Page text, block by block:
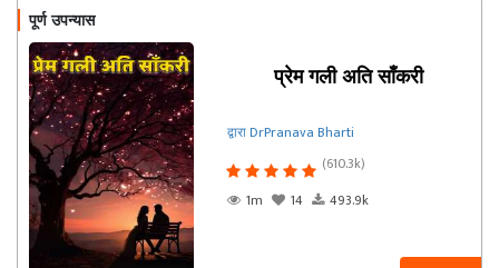
पूर्ण उपन्यास
प्रेम गली अति साँकरी
द्वारा DrPranava Bharti
(610.3k)
1m
14 493.9k